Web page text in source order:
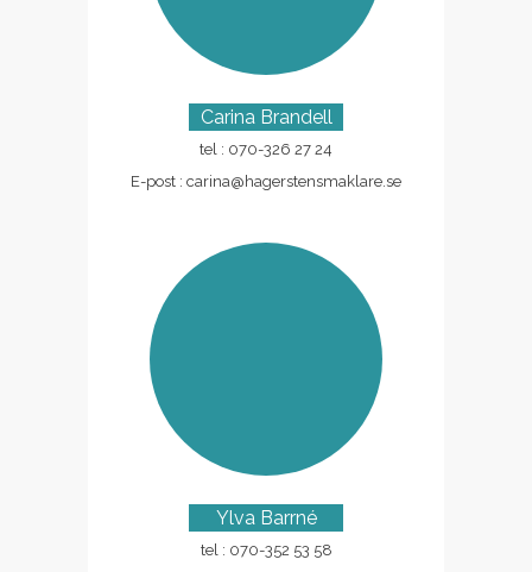
Carina Brandell
tel : 070-326 27 24
E-post : carina@hagerstensmaklare.se
Ylva Barrné
tel : 070-352 53 58